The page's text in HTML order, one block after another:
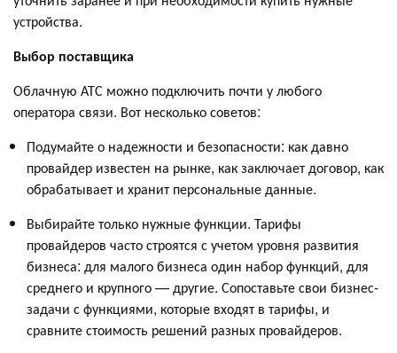
устройства.
Выбор поставщика
Облачную АТС можно подключить почти у любого
оператора связи. Вот несколько советов:
Подумайте о надежности и безопасности: как давно
провайдер известен на рынке, как заключает договор, как
обрабатывает и хранит персональные данные.
Выбирайте только нужные функции. Тарифы
провайдеров часто строятся с учетом уровня развития
бизнеса: для малого бизнеса один набор функций, для
среднего и крупного — другие. Сопоставьте свои бизнес-
задачи с функциями, которые входят в тарифы, и
сравните стоимость решений разных провайдеров.